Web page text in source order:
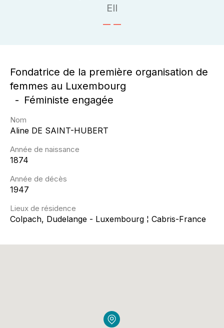
Ell
Fondatrice de la première organisation de
femmes au Luxembourg
Féministe engagée
Nom
Aline DE SAINT-HUBERT
Année de naissance
1874
Année de décès
1947
Lieux de résidence
Colpach, Dudelange - Luxembourg ¦ Cabris-France